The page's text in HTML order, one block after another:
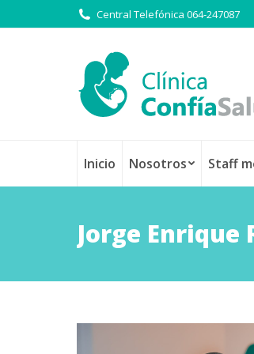
Central Telefónica 064-247087
Inicio Nosotros Staff
Jorge Enrique